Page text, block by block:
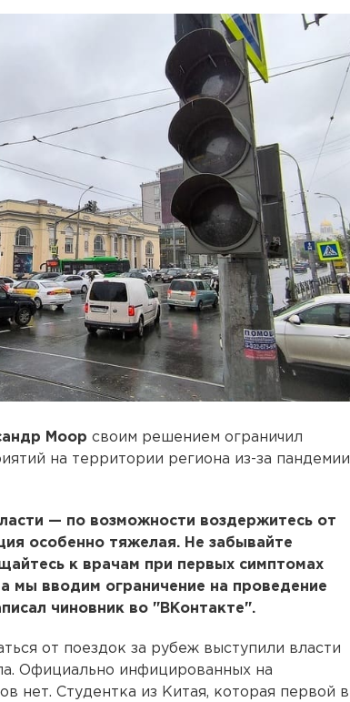
Моор своим решением ограничил
на территории региона из-за пандемии
— по возможности воздержитесь от
особенно тяжелая. Не забывайте
к врачам при первых симптомах
мы вводим ограничение на проведение
чиновник во "ВКонтакте".
от поездок за рубеж выступили власти
Официально инфицированных на
нет. Студентка из Китая, которая первой в